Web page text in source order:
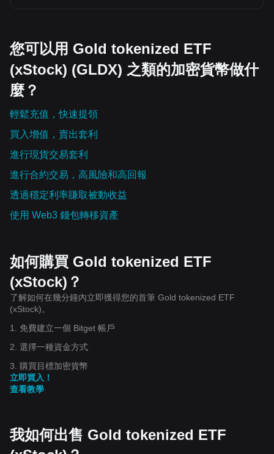
您可以用 Gold tokenized ETF
(xStock) (GLDX) 之類的加密貨幣做什
麼？
輕鬆充值，快速提領
買入增值，賣出套利
進行現貨交易套利
進行合約交易，高風險和高回報
透過穩定利率賺取被動收益
使用 Web3 錢包轉移資產
如何購買 Gold tokenized ETF
(xStock)？
了解如何在幾分鐘內立即獲得您的首筆 Gold tokenized ETF
(xStock)。
1. 免費建立一個 Bitget 帳戶
2. 選擇一種資金方式
3. 購買目標加密貨幣
立即買入！
查看教學
我如何出售 Gold tokenized ETF